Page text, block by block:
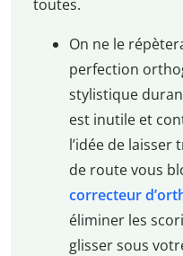
toutes.
On ne le
perfection
stylistique
est inutile et
l’idée de
de route vous
correcteur
éliminer les
glisser sous